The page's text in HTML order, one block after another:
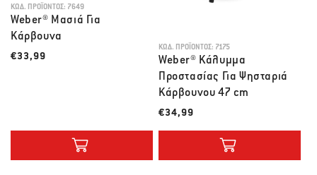
ΚΩΔ. ΠΡΟΪΌΝΤΟΣ: 7649
Weber® Μασιά Για
Κάρβουνα
Λιανική τιμή
€33,99
ΚΩΔ. ΠΡΟΪΌΝΤΟΣ: 7175
Weber® Κάλυμμα
Προστασίας Για Ψησταριά
Κάρβουνου 47 cm
Λιανική τιμή
€34,99